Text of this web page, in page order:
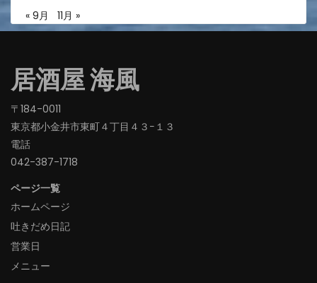
« 9月 11月 »
居酒屋 海風
〒184-0011
東京都小金井市東町４丁目４３−１３
電話
042-387-1718‬
ページ一覧
ホームページ
吐きだめ日記
営業日
メニュー